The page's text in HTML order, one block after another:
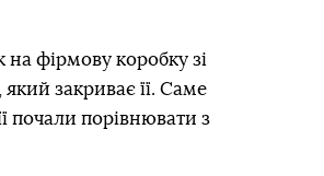
на фірмову коробку зі
закриває її. Саме
почали порівнювати з